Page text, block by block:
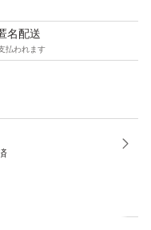
名配送
払われます